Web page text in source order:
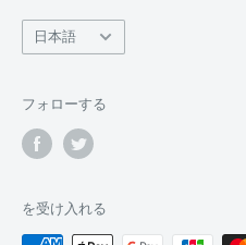
特定商取引法に基づく表記
語
日本語
フォローする
を受け入れる